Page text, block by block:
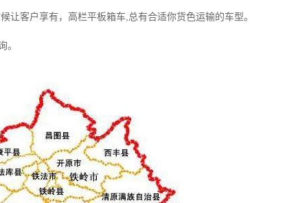
客户享有，高栏平板箱车,总有合适你货色运输的车型。
。